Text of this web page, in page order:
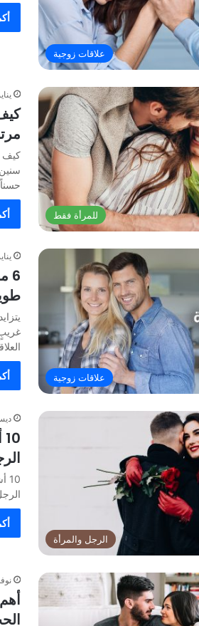
علاقات زوجية
للمرأة فقط
يناير 18,
كيف
علاقات زوجية
يناير 13,
الرجل والمرأة